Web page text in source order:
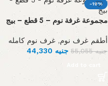
-19%
مجموعة غرفة نوم – 5 قطع – بيج
أطقم غرف نوم, غرف نوم كامله
جنيه55,055 جنيه
Add to cart